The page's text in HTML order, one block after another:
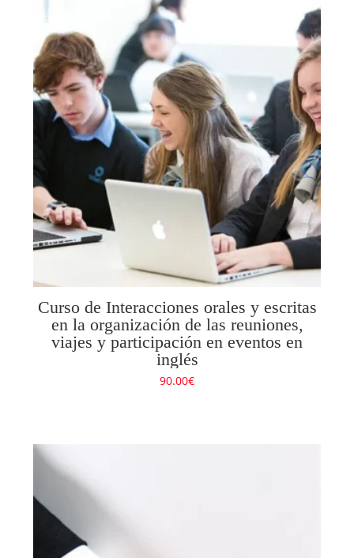
Curso de Interacciones orales y escritas
en la organización de las reuniones,
viajes y participación en eventos en
inglés
90.00€